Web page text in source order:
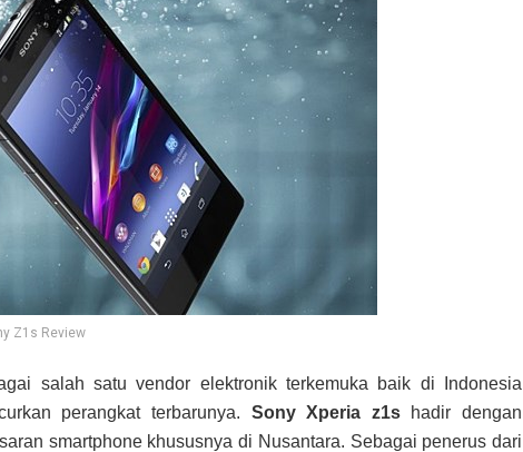
Z1s Review
salah satu vendor elektronik terkemuka baik di Indonesia
perangkat terbarunya. Sony Xperia z1shadir dengan
smartphone khususnya di Nusantara. Sebagai penerus dari